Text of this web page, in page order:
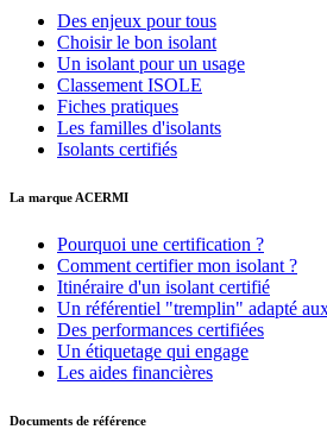
Des enjeux pour tous
Choisir le bon isolant
Un isolant pour un usage
Classement ISOLE
Fiches pratiques
Les familles d'isolants
Isolants certifiés
La marque ACERMI
Pourquoi une certification ?
Comment certifier mon isolant ?
Itinéraire d'un isolant certifié
Un référentiel "tremplin" adapté
Des performances certifiées
Un étiquetage qui engage
Les aides financières
Documents de référence